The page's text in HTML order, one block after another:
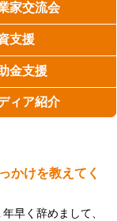
家交流会
支援
金支援
ィア紹介
かけを教えてく
早く辞めまして、